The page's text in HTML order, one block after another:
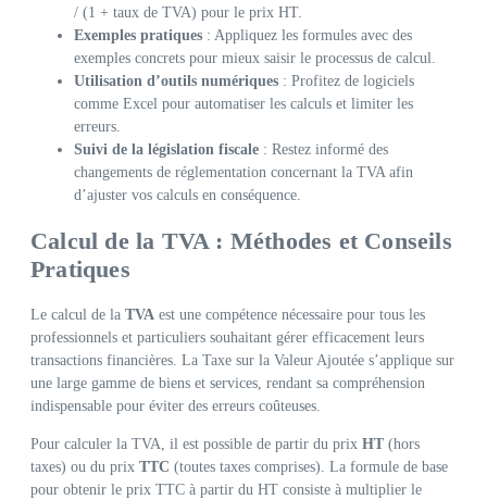
/ (1 + taux de TVA) pour le prix HT.
Exemples pratiques : Appliquez les formules avec des
exemples concrets pour mieux saisir le processus de calcul.
Utilisation d’outils numériques : Profitez de logiciels
comme Excel pour automatiser les calculs et limiter les
erreurs.
Suivi de la législation fiscale : Restez informé des
changements de réglementation concernant la TVA afin
d’ajuster vos calculs en conséquence.
Calcul de la TVA : Méthodes et Conseils
Pratiques
Le calcul de la TVA est une compétence nécessaire pour tous les
professionnels et particuliers souhaitant gérer efficacement leurs
transactions financières. La Taxe sur la Valeur Ajoutée s’applique sur
une large gamme de biens et services, rendant sa compréhension
indispensable pour éviter des erreurs coûteuses.
Pour calculer la TVA, il est possible de partir du prix HT (hors
taxes) ou du prix TTC (toutes taxes comprises). La formule de base
pour obtenir le prix TTC à partir du HT consiste à multiplier le